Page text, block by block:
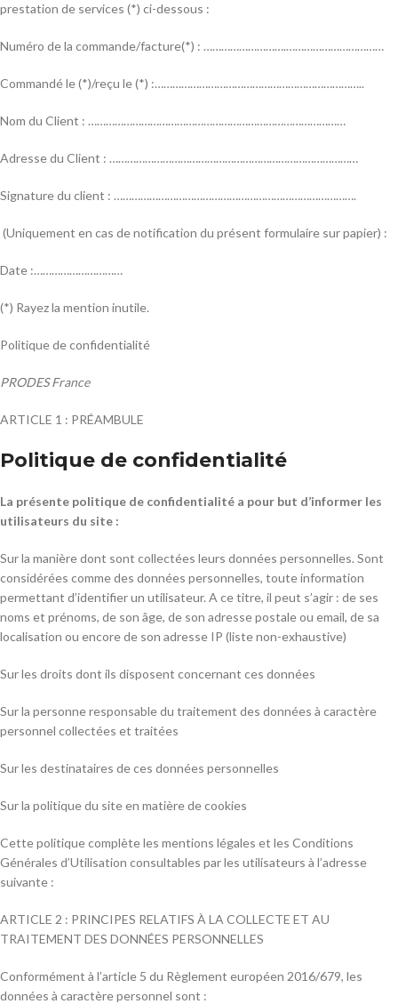
prestation de services (*) ci-dessous :
Numéro de la commande/facture(*) : ……………………….……………………………
Commandé le (*)/reçu le (*) :……………………………………………………………..
Nom du Client : ……………………………………………………………………………
Adresse du Client : …………………………………………………………………………
Signature du client : ……………………………………………………………………….
(Uniquement en cas de notification du présent formulaire sur papier) :
Date :…………………………
(*) Rayez la mention inutile.
Politique de confidentialité
PRODES France
ARTICLE 1 : PRÉAMBULE
Politique de confidentialité
La présente politique de confidentialité a pour but d’informer les
utilisateurs du site :
Sur la manière dont sont collectées leurs données personnelles. Sont
considérées comme des données personnelles, toute information
permettant d’identifier un utilisateur. A ce titre, il peut s’agir : de ses
noms et prénoms, de son âge, de son adresse postale ou email, de sa
localisation ou encore de son adresse IP (liste non-exhaustive)
Sur les droits dont ils disposent concernant ces données
Sur la personne responsable du traitement des données à caractère
personnel collectées et traitées
Sur les destinataires de ces données personnelles
Sur la politique du site en matière de cookies
Cette politique complète les mentions légales et les Conditions
Générales d’Utilisation consultables par les utilisateurs à l’adresse
suivante :
ARTICLE 2 : PRINCIPES RELATIFS À LA COLLECTE ET AU
TRAITEMENT DES DONNÉES PERSONNELLES
Conformément à l’article 5 du Règlement européen 2016/679, les
données à caractère personnel sont :